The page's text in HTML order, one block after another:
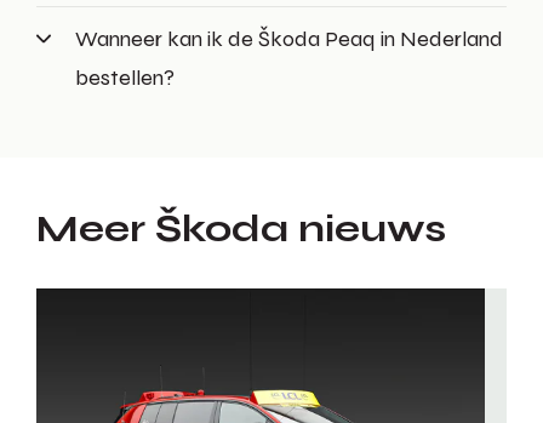
Wanneer kan ik de Škoda Peaq in Nederland
bestellen?
Meer Škoda nieuws